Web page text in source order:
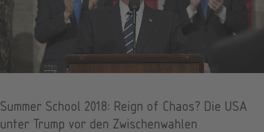
Summer School 2018: Reign of Chaos? Die USA
unter Trump vor den Zwischenwahlen